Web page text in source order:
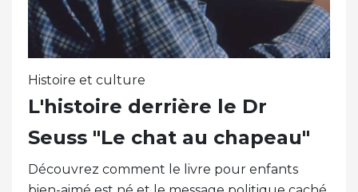
Histoire et culture
L'histoire derrière le Dr
Seuss "Le chat au chapeau"
Découvrez comment le livre pour enfants